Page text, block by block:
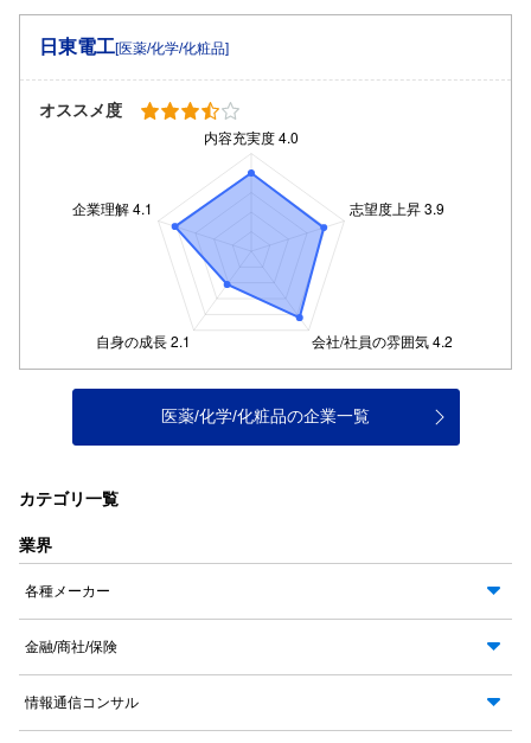
日東電工[医薬/化学/化粧品]
オススメ度
医薬/化学/化粧品の企業一覧
カテゴリ一覧
業界
各種メーカー
金融/商社/保険
情報通信コンサル